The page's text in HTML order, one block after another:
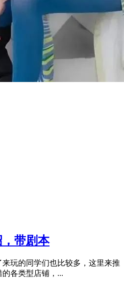
带剧本
玩的同学们也比较多，这里来推
各类型店铺，...